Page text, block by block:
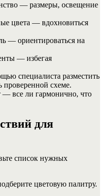
— размеры, освещение
цвета — вдохновиться
— ориентироваться на
— избегая
специалиста разместить
проверенной схеме.
все ли гармонично, что
для
список нужных
цветовую палитру.